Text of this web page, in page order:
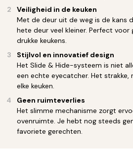
Veiligheid in de keuken
Met de deur uit de weg is de kans
hete deur veel kleiner. Perfect
drukke keukens.
Stijlvol en innovatief design
Het Slide & Hide-systeem is niet
een echte eyecatcher. Het
elke keuken.
Geen ruimteverlies
Het slimme mechanisme zorgt
ovenruimte. Je hebt nog steeds
favoriete gerechten.